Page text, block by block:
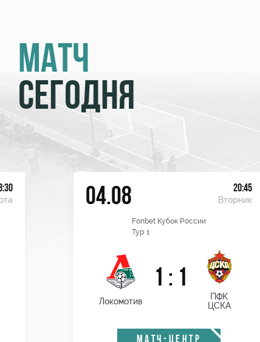
МАТЧ
СЕГОДНЯ
04.08 20:45
Вторник
Fonbet Кубок России
Тур 1
Локомотив
1 : 1
ПФК
ЦСКА
МАТЧ-ЦЕНТР